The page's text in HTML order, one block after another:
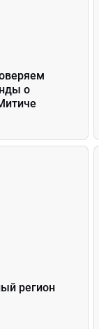
о
регион